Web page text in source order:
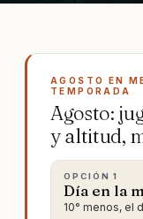
AGOSTO EN
TEMPORADA
Agosto:
y altitud,
OPCIÓN 1
Día en la
10° menos, el